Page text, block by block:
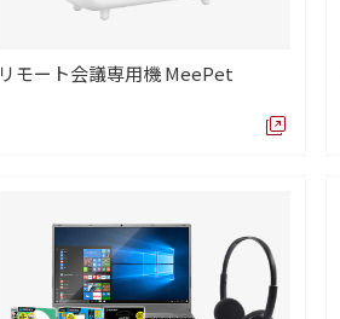
リモート会議専用機 MeePet